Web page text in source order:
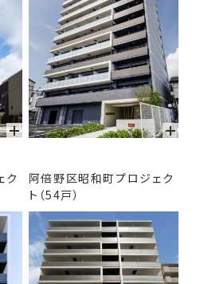
ク
阿倍野区昭和町プロジェク
ト （54戸）